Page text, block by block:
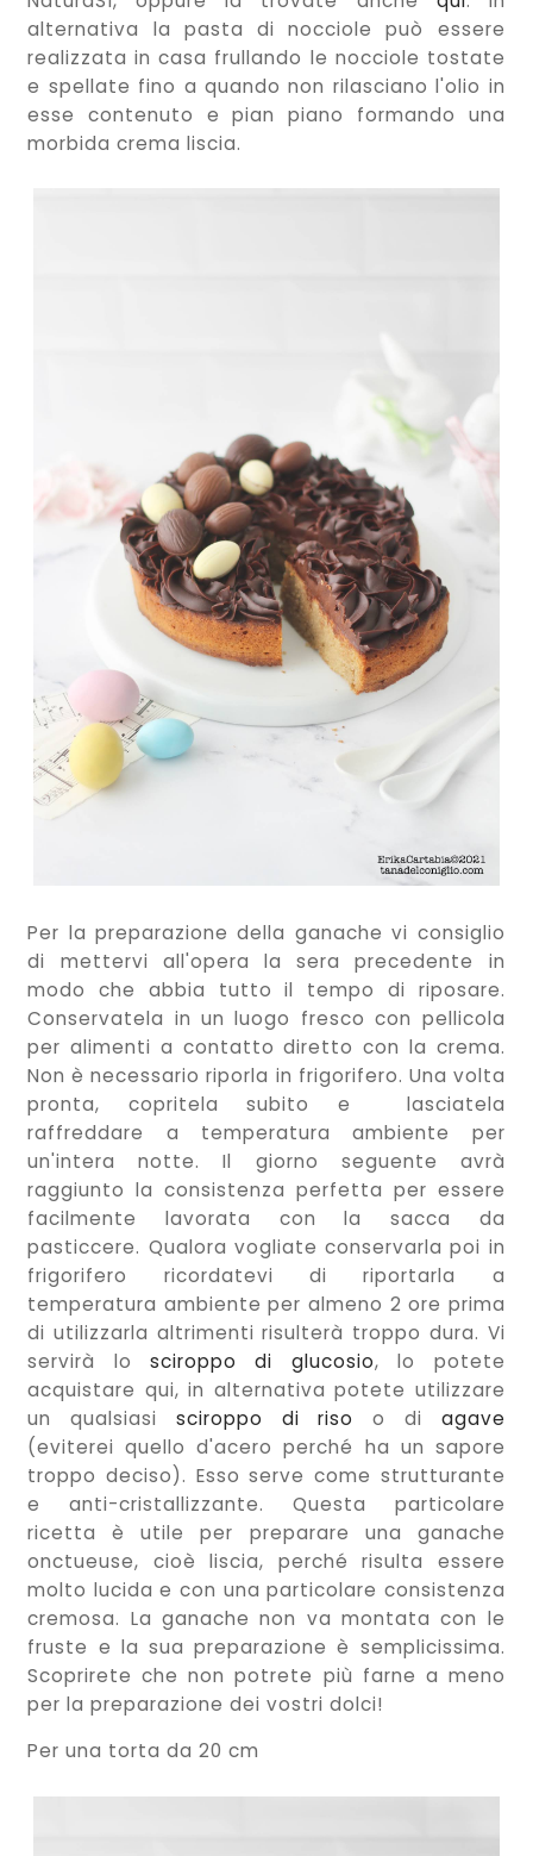
alternativa la pasta di nocciole può essere
realizzata in casa frullando le nocciole tostate
e spellate fino a quando non rilasciano l'olio in
esse contenuto e pian piano formando una
morbida crema liscia.
Per la preparazione della ganache vi consiglio
di mettervi all'opera la sera precedente in
modo che abbia tutto il tempo di riposare.
Conservatela in un luogo fresco con pellicola
per alimenti a contatto diretto con la crema.
Non è necessario riporla in frigorifero. Una volta
pronta, copritela subito e lasciatela
raffreddare a temperatura ambiente per
un'intera notte. Il giorno seguente avrà
raggiunto la consistenza perfetta per essere
facilmente lavorata con la sacca da
pasticcere. Qualora vogliate conservarla poi in
frigorifero ricordatevi di riportarla a
temperatura ambiente per almeno 2 ore prima
di utilizzarla altrimenti risulterà troppo dura. Vi
servirà losciroppo di glucosio, lo potete
acquistare qui, in alternativa potete utilizzare
un qualsiasi sciroppo di riso o di agave
(eviterei quello d'acero perché ha un sapore
troppo deciso). Esso serve come strutturante
e anti-cristallizzante. Questa particolare
ricetta è utile per preparare una ganache
onctueuse, cioè liscia, perché risulta essere
molto lucida e con una particolare consistenza
cremosa. La ganache non va montata con le
fruste e la sua preparazione è semplicissima.
Scoprirete che non potrete più farne a meno
per la preparazione dei vostri dolci!
Per una torta da 20 cm